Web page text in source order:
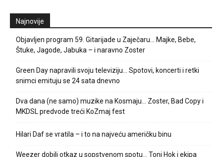
Najnovije
Objavljen program 59. Gitarijade u Zaječaru… Majke, Bebe,
Štuke, Jagode, Jabuka – i naravno Zoster
Green Day napravili svoju televiziju… Spotovi, koncerti i retki
snimci emituju se 24 sata dnevno
Dva dana (ne samo) muzike na Kosmaju… Zoster, Bad Copy i
MKDSL predvode treći KoZmaj fest
Hilari Daf se vratila – i to na najveću američku binu
Weezer dobili otkaz u sopstvenom spotu… Toni Hok i ekipa